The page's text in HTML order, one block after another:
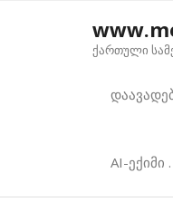
ქართული
AI-